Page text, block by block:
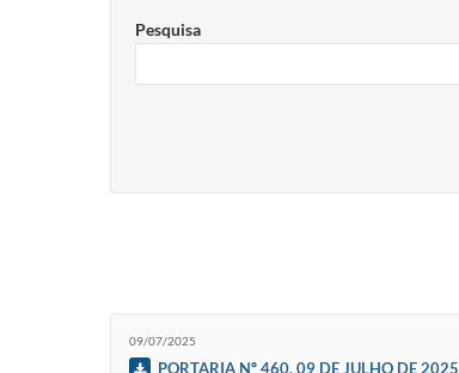
Pesquisa
09/07/2025
PORTARIA Nº 460, 09 DE JULHO DE 2025